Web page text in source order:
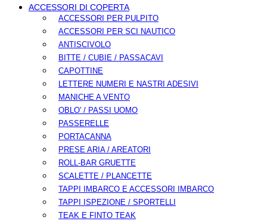
ACCESSORI DI COPERTA
ACCESSORI PER PULPITO
ACCESSORI PER SCI NAUTICO
ANTISCIVOLO
BITTE / CUBIE / PASSACAVI
CAPOTTINE
LETTERE NUMERI E NASTRI ADESIVI
MANICHE A VENTO
OBLO' / PASSI UOMO
PASSERELLE
PORTACANNA
PRESE ARIA / AREATORI
ROLL-BAR GRUETTE
SCALETTE / PLANCETTE
TAPPI IMBARCO E ACCESSORI IMBARCO
TAPPI ISPEZIONE / SPORTELLI
TEAK E FINTO TEAK